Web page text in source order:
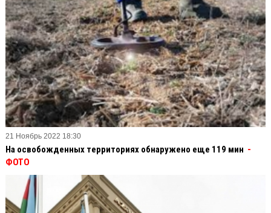
21 Ноябрь 2022 18:30
На освобожденных территориях обнаружено еще 119 мин -
ФОТО